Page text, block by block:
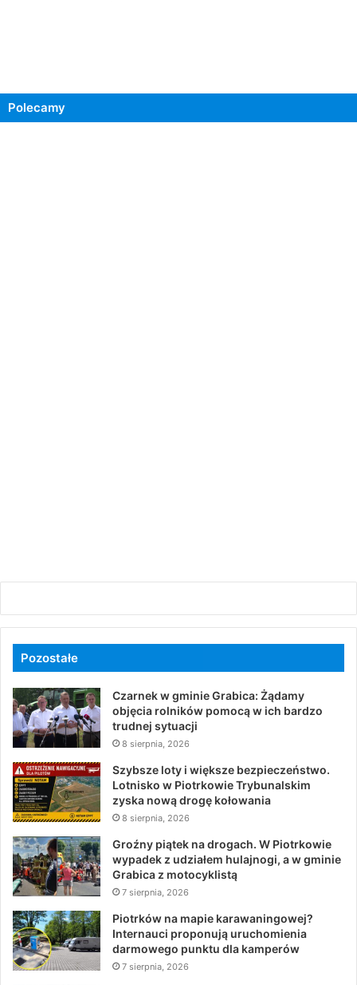
Polecamy
Pozostałe
Czarnek w gminie Grabica: Żądamy
objęcia rolników pomocą w ich bardzo
trudnej sytuacji
8 sierpnia, 2026
Szybsze loty i większe bezpieczeństwo.
Lotnisko w Piotrkowie Trybunalskim
zyska nową drogę kołowania
8 sierpnia, 2026
Groźny piątek na drogach. W Piotrkowie
wypadek z udziałem hulajnogi, a w gminie
Grabica z motocyklistą
7 sierpnia, 2026
Piotrków na mapie karawaningowej?
Internauci proponują uruchomienia
darmowego punktu dla kamperów
7 sierpnia, 2026